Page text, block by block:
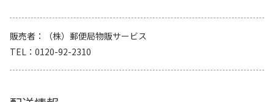
販売者
（株）郵便局物販サービス
TEL
0120-92-2310